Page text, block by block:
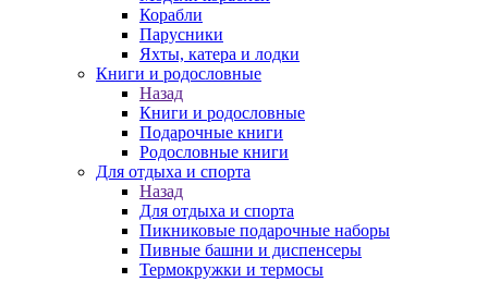
Корабли
Парусники
Яхты, катера и лодки
Книги и родословные
Назад
Книги и родословные
Подарочные книги
Родословные книги
Для отдыха и спорта
Назад
Для отдыха и спорта
Пикниковые подарочные наборы
Пивные башни и диспенсеры
Термокружки и термосы